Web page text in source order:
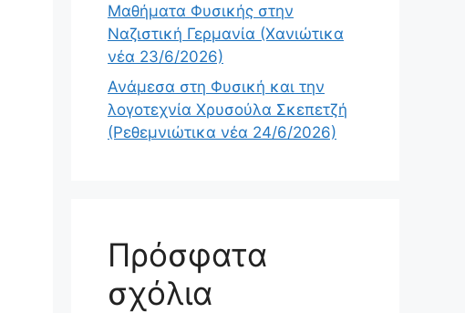
Μαθήματα Φυσικής στην
Ναζιστική Γερμανία (Χανιώτικα
νέα 23/6/2026)
Ανάμεσα στη Φυσική και την
λογοτεχνία Χρυσούλα Σκεπετζή
(Ρεθεμνιώτικα νέα 24/6/2026)
Πρόσφατα
σχόλια